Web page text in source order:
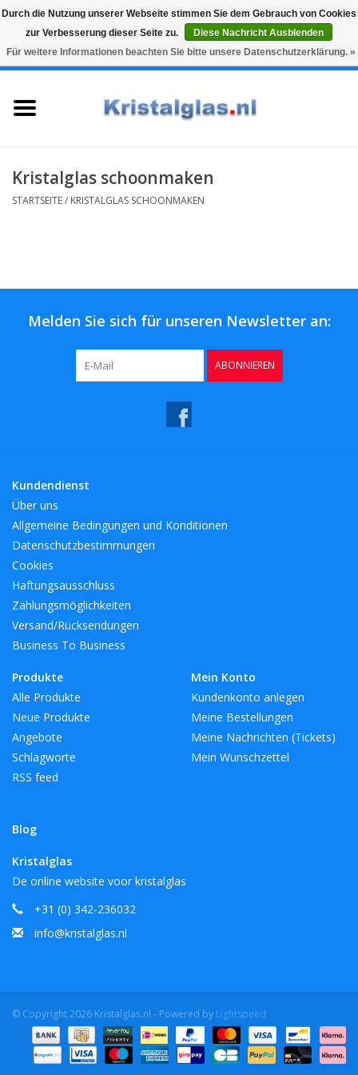
Snelle levering
Graveren
0 Artikel - €0,00
Karaffen
Geschenke
Kristalglas schoonmaken
STARTSEITE/ KRISTALGLAS SCHOONMAKEN
Melden Sie sich für unseren Newsletter an:
ABONNIEREN
Kundendienst
Über uns
Allgemeine Bedingungen und Konditionen
Datenschutzbestimmungen
Cookies
Haftungsausschluss
Zahlungsmöglichkeiten
Versand/Rücksendungen
Business To Business
Produkte
Alle Produkte
Neue Produkte
Angebote
Schlagworte
RSS feed
Blog
Mein Konto
Kundenkonto anlegen
Meine Bestellungen
Meine Nachrichten (Tickets)
Mein Wunschzettel
Kristalglas
De online website voor kristalglas
+31 (0) 342-236032
info@kristalglas.nl
© Copyright 2026 Kristalglas.nl - Powered by Lightspeed
Durch die Nutzung unserer Webseite stimmen Sie dem Gebrauch von Cookies
zur Verbesserung dieser Seite zu.
Diese Nachricht Ausblenden
Für weitere Informationen beachten Sie bitte unsere Datenschutzerklärung. »